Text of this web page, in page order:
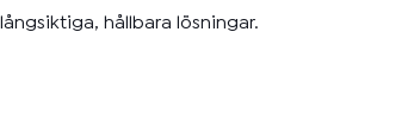
hållbara lösningar.